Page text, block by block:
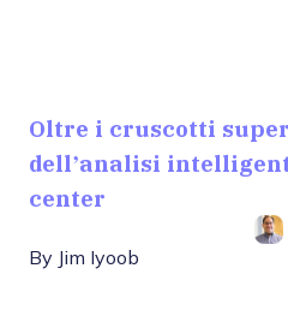
Oltre i cruscotti
dell’analisi
center
By Jim Iyoob